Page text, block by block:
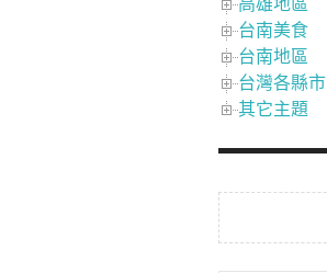
高雄地區
台南美食
台南地區
台灣各縣市
其它主題